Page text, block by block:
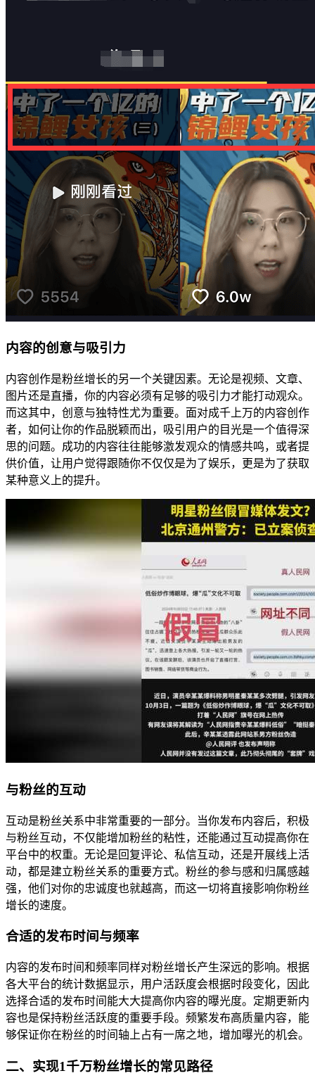
内容的创意与吸引力
内容创作是粉丝增长的另一个关键因素。无论是视频、文章、
图片还是直播，你的内容必须有足够的吸引力才能打动观众。
而这其中，创意与独特性尤为重要。面对成千上万的内容创作
者，如何让你的作品脱颖而出，吸引用户的目光是一个值得深
思的问题。成功的内容往往能够激发观众的情感共鸣，或者提
供价值，让用户觉得跟随你不仅仅是为了娱乐，更是为了获取
某种意义上的提升。
与粉丝的互动
互动是粉丝关系中非常重要的一部分。当你发布内容后，积极
与粉丝互动，不仅能增加粉丝的粘性，还能通过互动提高你在
平台中的权重。无论是回复评论、私信互动，还是开展线上活
动，都是建立粉丝关系的重要方式。粉丝的参与感和归属感越
强，他们对你的忠诚度也就越高，而这一切将直接影响你粉丝
增长的速度。
合适的发布时间与频率
内容的发布时间和频率同样对粉丝增长产生深远的影响。根据
各大平台的统计数据显示，用户活跃度会根据时段变化，因此
选择合适的发布时间能大大提高你内容的曝光度。定期更新内
容也是保持粉丝活跃度的重要手段。频繁发布高质量内容，能
够保证你在粉丝的时间轴上占有一席之地，增加曝光的机会。
二、实现1千万粉丝增长的常见路径